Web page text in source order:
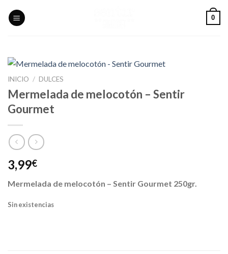
0
INICIO / DULCES
Mermelada de melocotón – Sentir
Gourmet
3,99€
Mermelada de melocotón – Sentir Gourmet 250gr.
Sin existencias